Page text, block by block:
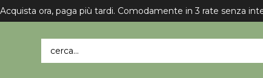
Acquista ora, paga più tardi. Comodamente in 3 rate senza
cerca...